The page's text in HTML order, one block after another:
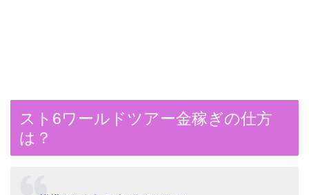
スト6ワールドツアー金稼ぎの仕方
は？